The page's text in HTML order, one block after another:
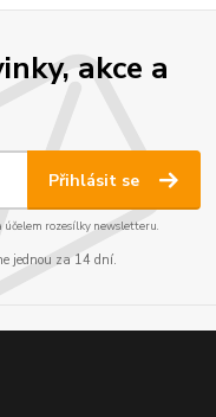
akce a
Přihlásit se
účelem rozesílky newsletteru.
jednou za 14 dní.